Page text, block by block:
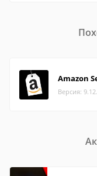
Amazon
Версия: